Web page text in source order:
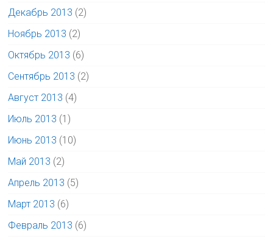
Декабрь 2013 (2)
Ноябрь 2013 (2)
Октябрь 2013 (6)
Сентябрь 2013 (2)
Август 2013 (4)
Июль 2013 (1)
Июнь 2013 (10)
Май 2013 (2)
Апрель 2013 (5)
Март 2013 (6)
Февраль 2013 (6)